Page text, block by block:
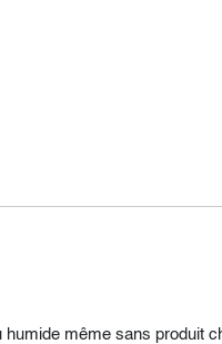
même sans produit